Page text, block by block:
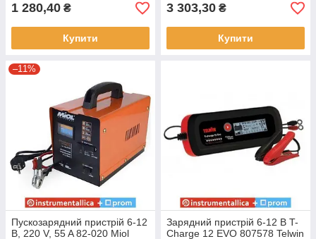
1 280,40 ₴
Купити
3 303,30 ₴
Купити
–11%
Пускозарядний пристрій 6-12
В, 220 V, 55 A 82-020 Miol
Зарядний пристрій 6-12 В T-
Charge 12 EVO 807578 Telwin